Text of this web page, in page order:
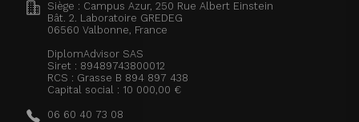
Siège : Campus Azur, 250 Rue Albert Einstein
Bât. 2. Laboratoire GREDEG
06560 Valbonne, France
DiplomAdvisor SAS
Siret : 89489743800012
RCS : Grasse B 894 897 438
Capital social : 10 000,00 €
06 60 40 73 08